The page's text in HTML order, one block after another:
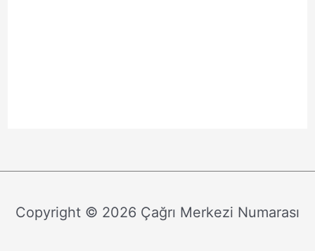
Copyright © 2026 Çağrı Merkezi Numarası